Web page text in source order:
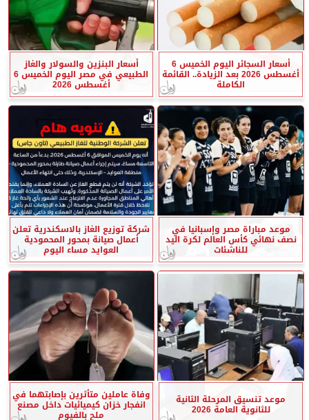
أسعار السجائر اليوم الخميس 6
أغسطس 2026 بعد الزيادة.. القائمة
الكاملة
أسعار البنزين والسولار والغاز
الطبيعي في مصر اليوم الخميس 6
أغسطس 2026
موعد مباراة مصر وإسبانيا في
نصف نهائي كأس العالم لكرة اليد
للناشئات
شركة توزيع الغاز بالاسكندرية تعلن
أعمال صيانة بمحور المحمودية
العوايد مساء اليوم
موعد تنسيق المرحلة الثانية
للثانوية العامة 2026
وفاة عاملين متأثرين بإصابتهما في
انفجار خزان كيميائيات داخل مصنع
ملح بالفيوم